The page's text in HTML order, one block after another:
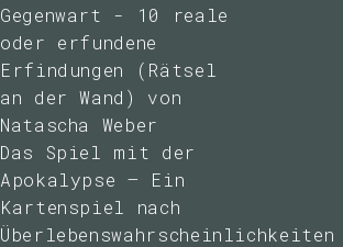
Gegenwart - 10 reale
oder erfundene
Erfindungen (Rätsel
an der Wand) von
Natascha Weber
Das Spiel mit der
Apokalypse – Ein
Kartenspiel nach
Überlebenswahrscheinlichkeiten